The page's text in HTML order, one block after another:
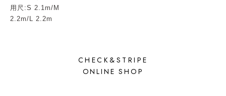
用尺:S 2.1m/M
2.2m/L 2.2m
CHECK&STRIPE
ONLINE SHOP